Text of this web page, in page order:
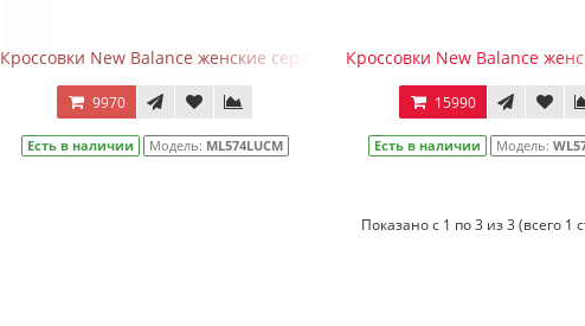
Кроссовки New Balance женские серо-бирюзовые зимние
9970
Есть в наличии Модель: ML574LUCM
Кроссовки New Balance
15990
Есть в наличии Модель:
Показано с 1 по 3 из 3 (всего 1